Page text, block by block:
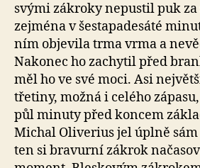
svými zákroky nepustil puk za
zejména v šestapadesáté
ním objevila trma vrma a
Nakonec ho zachytil před
měl ho ve své moci. Asi
třetiny, možná i celého
půl minuty před koncem
Michal Oliverius jel úplně sám
ten si bravurní zákrok